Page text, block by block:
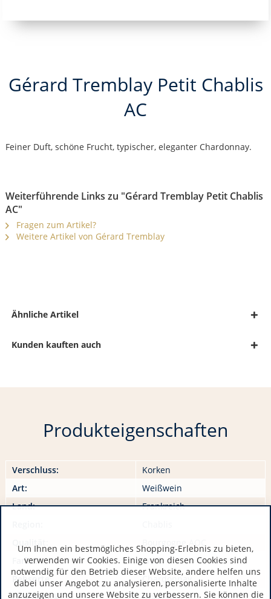
Gérard Tremblay Petit Chablis
AC
Feiner Duft, schöne Frucht, typischer, eleganter Chardonnay.
Weiterführende Links zu "Gérard Tremblay Petit Chablis
AC"
Fragen zum Artikel?
Weitere Artikel von Gérard Tremblay
Ähnliche Artikel
Kunden kauften auch
Produkteigenschaften
Verschluss:
Korken
Art:
Weißwein
Land:
Frankreich
Qualität:
Bourgogne AOC
Farbe:
Weiß
Rebsorte:
Chardonnay
Um Ihnen ein bestmögliches Shopping-Erlebnis zu bieten,
verwenden wir Cookies. Einige von diesen Cookies sind
notwendig für den Betrieb dieser Website, andere helfen uns
dabei unser Angebot zu analysieren, personalisierte Inhalte
anzuzeigen und unsere Website zu verbessern. Sie können die